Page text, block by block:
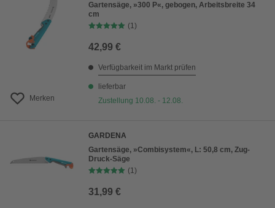
Merken
Gartensäge, »300 P«, gebogen, Arbeitsbreite 34
cm
(1)
42,99 €
Verfügbarkeit im Markt prüfen
lieferbar
Zustellung 10.08. - 12.08.
GARDENA
Gartensäge, »Combisystem«, L: 50,8 cm, Zug-
Druck-Säge
(1)
31,99 €